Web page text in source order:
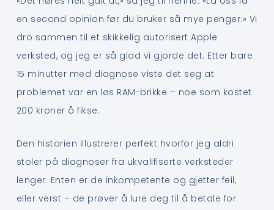
en second opinion før du bruker så mye penger.» Vi
dro sammen til et skikkelig autorisert Apple
verksted, og jeg er så glad vi gjorde det. Etter bare
15 minutter med diagnose viste det seg at
problemet var en løs RAM-brikke – noe som kostet
200 kroner å fikse.
Den historien illustrerer perfekt hvorfor jeg aldri
stoler på diagnoser fra ukvalifiserte verksteder
lenger. Enten er de inkompetente og gjetter feil,
eller verst – de prøver å lure deg til å betale for